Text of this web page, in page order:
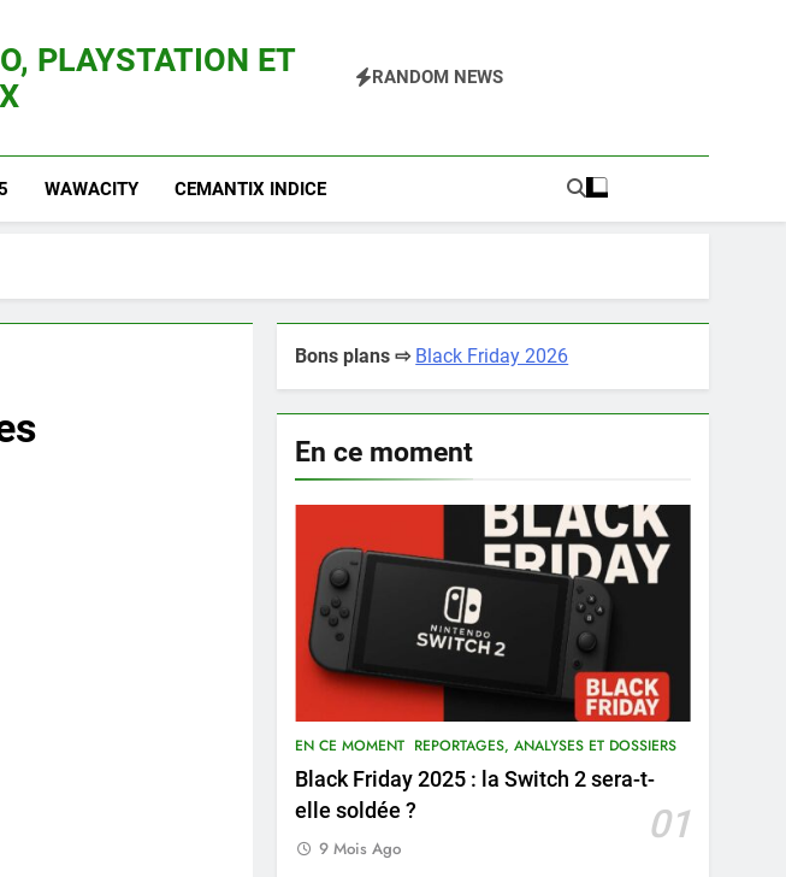
PLAYSTATION ET
RANDOM NEWS
WAWACITY CEMANTIX INDICE
Bons plans ⇨ Black Friday 2026
En ce moment
EN CE MOMENT REPORTAGES, ANALYSES ET DOSSIERS
Black Friday 2025 : la Switch 2 sera-t-
elle soldée ?
01
9 Mois Ago